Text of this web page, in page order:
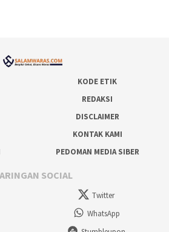
KODE ETIK
REDAKSI
DISCLAIMER
KONTAK KAMI
PEDOMAN MEDIA SIBER
SOCIAL
Twitter
WhatsApp